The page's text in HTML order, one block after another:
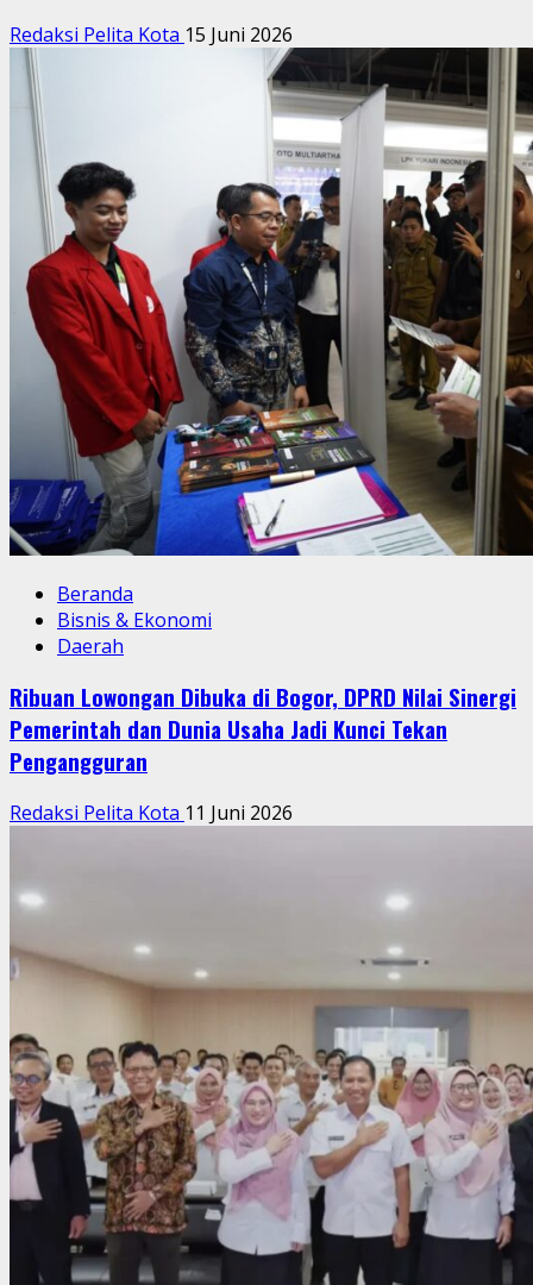
Redaksi Pelita Kota 15 Juni 2026
Beranda
Bisnis & Ekonomi
Daerah
Ribuan Lowongan Dibuka di Bogor, DPRD Nilai Sinergi
Pemerintah dan Dunia Usaha Jadi Kunci Tekan
Pengangguran
Redaksi Pelita Kota 11 Juni 2026